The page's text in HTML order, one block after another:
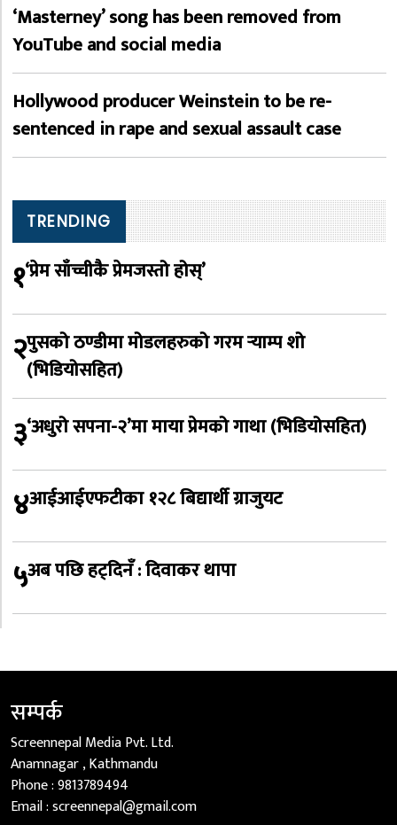
‘Masterney’ song has been removed from
YouTube and social media
Hollywood producer Weinstein to be re-
sentenced in rape and sexual assault case
TRENDING
१‘प्रेम साँच्चीकै प्रेमजस्तो होस्’
२पुसको ठण्डीमा मोडलहरुको गरम र्‍याम्प शो
(भिडियोसहित)
३‘अधुरो सपना-२’मा माया प्रेमको गाथा (भिडियोसहित)
४आईआईएफटीका १२८ बिद्यार्थी ग्राजुयट
५अब पछि हट्दिनँ : दिवाकर थापा
सम्पर्क
Screennepal Media Pvt. Ltd.
Anamnagar , Kathmandu
Phone :9813789494
Email :screennepal@gmail.com